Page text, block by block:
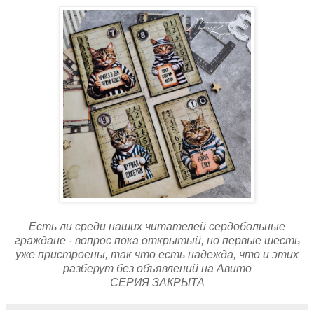
Есть ли среди наших читателей сердобольные
граждане - вопрос пока открытый, но первые шесть
уже пристроены, так что есть надежда, что и этих
разберут без объявлений на Авито
СЕРИЯ ЗАКРЫТА